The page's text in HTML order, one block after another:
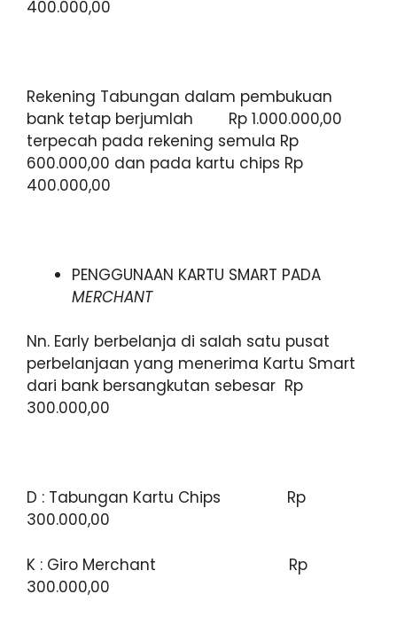
400.000,00
Rekening Tabungan dalam pembukuan
bank tetap berjumlah Rp 1.000.000,00
terpecah pada rekening semula Rp
600.000,00 dan pada kartu chips Rp
400.000,00
PENGGUNAAN KARTU SMART PADA
MERCHANT
Nn. Early berbelanja di salah satu pusat
perbelanjaan yang menerima Kartu Smart
dari bank bersangkutan sebesar Rp
300.000,00
D : Tabungan Kartu Chips Rp
300.000,00
K : Giro Merchant Rp
300.000,00